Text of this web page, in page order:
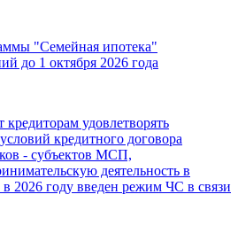
"Семейная ипотека"
до 1 октября 2026 года
удовлетворять
кредитного договора
- субъектов МСП,
деятельность в
2026 году введен режим ЧС в связи